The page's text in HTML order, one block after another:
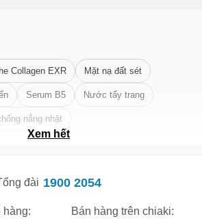
Collagen EXR Mặt nạ đất sét
Serum B5 Nước tẩy trang
nắng nhật
Xem hết
đài 1900 2054
hàng: Bán hàng trên chiaki:
Giá Dành Riêng Cho Bạn
-cho bất kỳ đơn hàng nào.